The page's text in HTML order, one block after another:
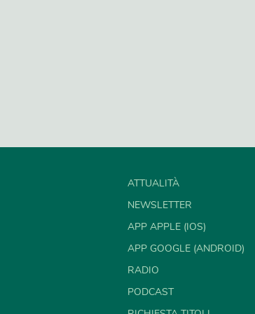
ATTUALITÀ
NEWSLETTER
APP APPLE (IOS)
APP GOOGLE (ANDROID)
RADIO
PODCAST